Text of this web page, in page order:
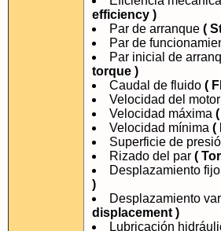
efficiency )
Par de arranque (
Par de
Par inicial de
torque )
Caudal de fluido (
Velocidad del motor
Velocidad máxima
Velocidad mínima (
Superficie de
Rizado del par (
Desplazamiento fijo
)
Desplazamiento
displacement )
Lubricación